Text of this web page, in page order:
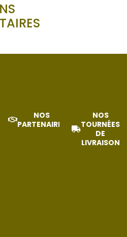
NOS
PARTENAIRES
NOS
TOURNÉES
DE
LIVRAISON